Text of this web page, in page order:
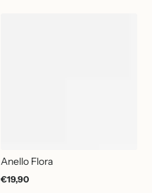
Anello Flora
Prezzo
€19,90